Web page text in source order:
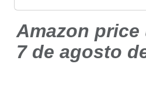
Amazon price
7 de agosto